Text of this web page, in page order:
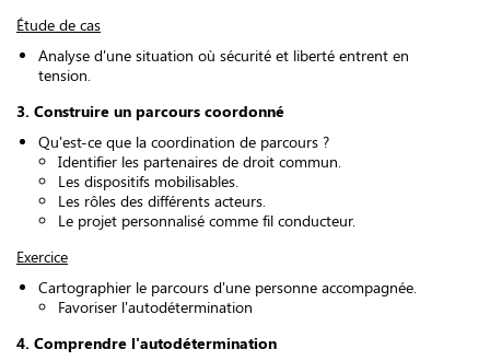
Étude de cas
Analyse d'une situation où sécurité et liberté entrent en
tension.
3. Construire un parcours coordonné
Qu'est-ce que la coordination de parcours ?
Identifier les partenaires de droit commun.
Les dispositifs mobilisables.
Les rôles des différents acteurs.
Le projet personnalisé comme fil conducteur.
Exercice
Cartographier le parcours d'une personne accompagnée.
Favoriser l'autodétermination
4. Comprendre l'autodétermination